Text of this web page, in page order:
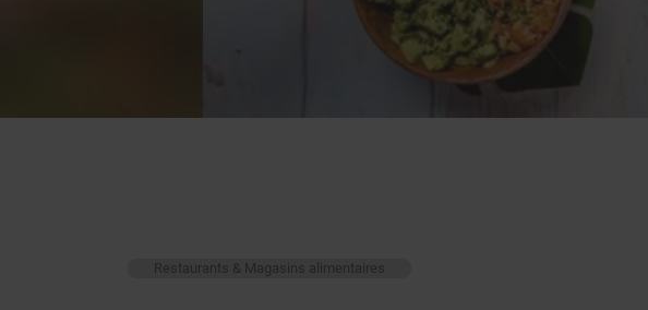
Restaurants & Magasins alimentaires